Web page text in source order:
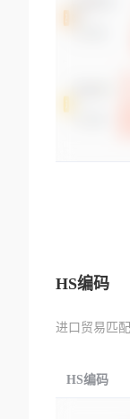
HS编码
进口贸易匹
HS编码